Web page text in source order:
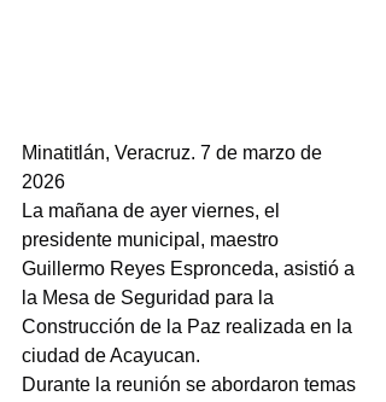
Minatitlán, Veracruz. 7 de marzo de
2026
La mañana de ayer viernes, el
presidente municipal, maestro
Guillermo Reyes Espronceda, asistió a
la Mesa de Seguridad para la
Construcción de la Paz realizada en la
ciudad de Acayucan.
Durante la reunión se abordaron temas